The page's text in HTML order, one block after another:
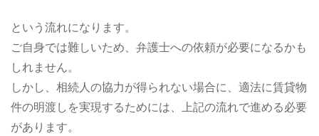
という流れになります。
ご自身では難しいため、弁護士への依頼が必要になるかも
しれません。
しかし、相続人の協力が得られない場合に、適法に賃貸物
件の明渡しを実現するためには、上記の流れで進める必要
があります。